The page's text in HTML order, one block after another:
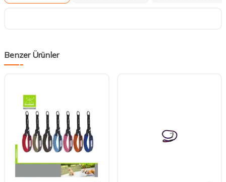
Benzer Ürünler